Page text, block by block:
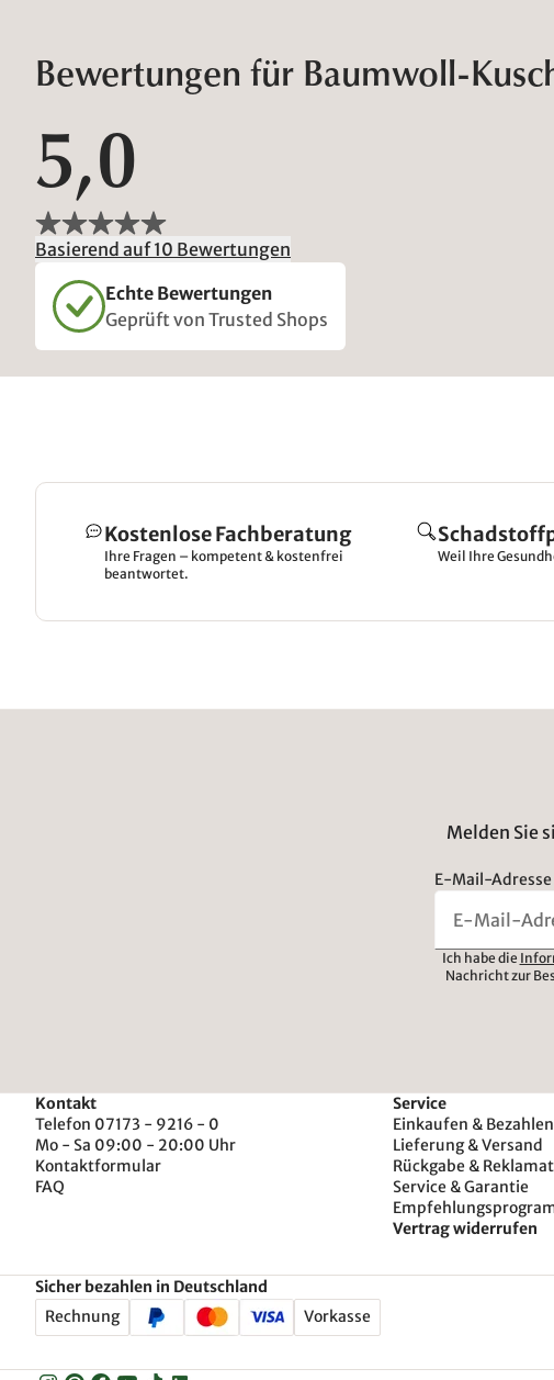
Bewertungen für Baumwoll-
5,0
Basierend auf 10 Bewertungen
Echte Bewertungen
Geprüft von Trusted Shops
Kostenlose Fachberatung
Ihre Fragen – kompetent & kostenfrei
beantwortet.
Weil Ihre
Melden Sie
E-Mail-
Ich habe die
Nachricht zur
Kontakt
Telefon 07173 - 9216 - 0
Mo - Sa 09:00 - 20:00 Uhr
Kontaktformular
FAQ
Service
Einkaufen & Bezahlen
Lieferung & Versand
Rückgabe &
Service & Garantie
Vertrag widerrufen
Sicher bezahlen in Deutschland
Rechnung
Vorkasse